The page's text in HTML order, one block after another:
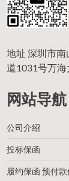
地址 深圳市
道1031号万
网站导航
公司介绍
投标保函
履约保函 预付款